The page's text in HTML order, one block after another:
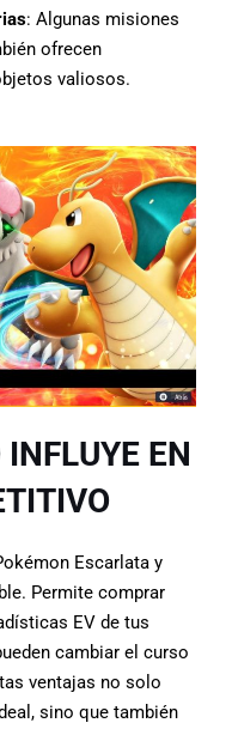
: Algunas misiones
ofrecen
valiosos.
EN
Escarlata y
Permite comprar
EV de tus
cambiar el curso
ventajas no solo
sino que también